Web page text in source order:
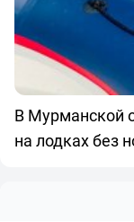
В Мурманской
на лодках без